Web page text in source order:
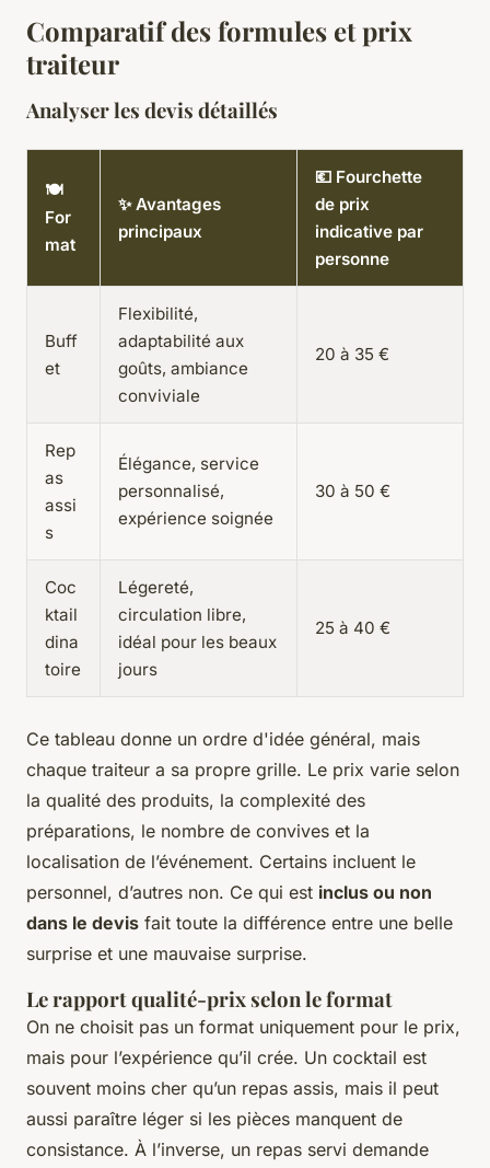
Comparatif des formules et prix
traiteur
Analyser les devis détaillés
🍽️
For
mat
✨ Avantages
principaux
💶 Fourchette
de prix
indicative par
personne
Buff
et
Flexibilité,
adaptabilité aux
goûts, ambiance
conviviale
20 à 35 €
Rep
as
assi
s
Élégance, service
personnalisé,
expérience soignée
30 à 50 €
Coc
ktail
dina
toire
Légereté,
circulation libre,
idéal pour les beaux
jours
25 à 40 €
Ce tableau donne un ordre d'idée général, mais
chaque traiteur a sa propre grille. Le prix varie selon
la qualité des produits, la complexité des
préparations, le nombre de convives et la
localisation de l’événement. Certains incluent le
personnel, d’autres non. Ce qui est inclus ou non
dans le devis fait toute la différence entre une belle
surprise et une mauvaise surprise.
Le rapport qualité-prix selon le format
On ne choisit pas un format uniquement pour le prix,
mais pour l’expérience qu’il crée. Un cocktail est
souvent moins cher qu’un repas assis, mais il peut
aussi paraître léger si les pièces manquent de
consistance. À l’inverse, un repas servi demande